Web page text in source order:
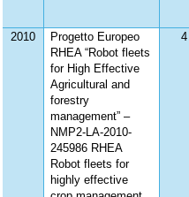
2010
Progetto Europeo
RHEA “Robot fleets
for High Effective
Agricultural and
forestry
management” –
NMP2-LA-2010-
245986 RHEA
Robot fleets for
highly effective
4